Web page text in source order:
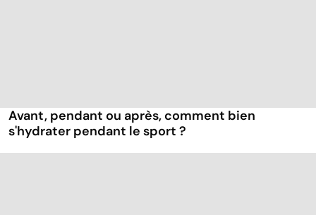
Avant, pendant ou après, comment bien
s'hydrater pendant le sport ?